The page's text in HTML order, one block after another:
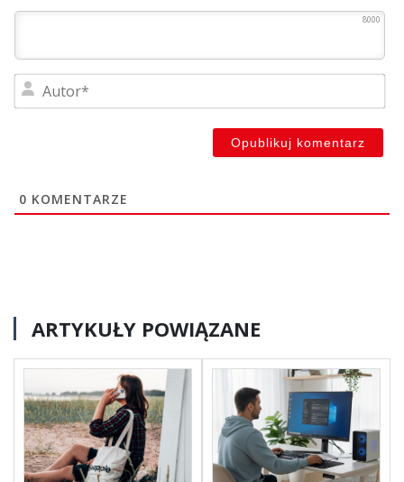
8000
0 KOMENTARZE
ARTYKUŁY POWIĄZANE